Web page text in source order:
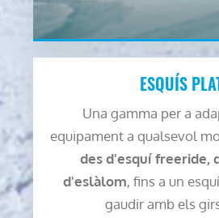
ESQUÍS
Una gamma per a
equipament a qualsevol
des d'esquí freeride,
d'eslàlom, fins a un
gaudir amb els